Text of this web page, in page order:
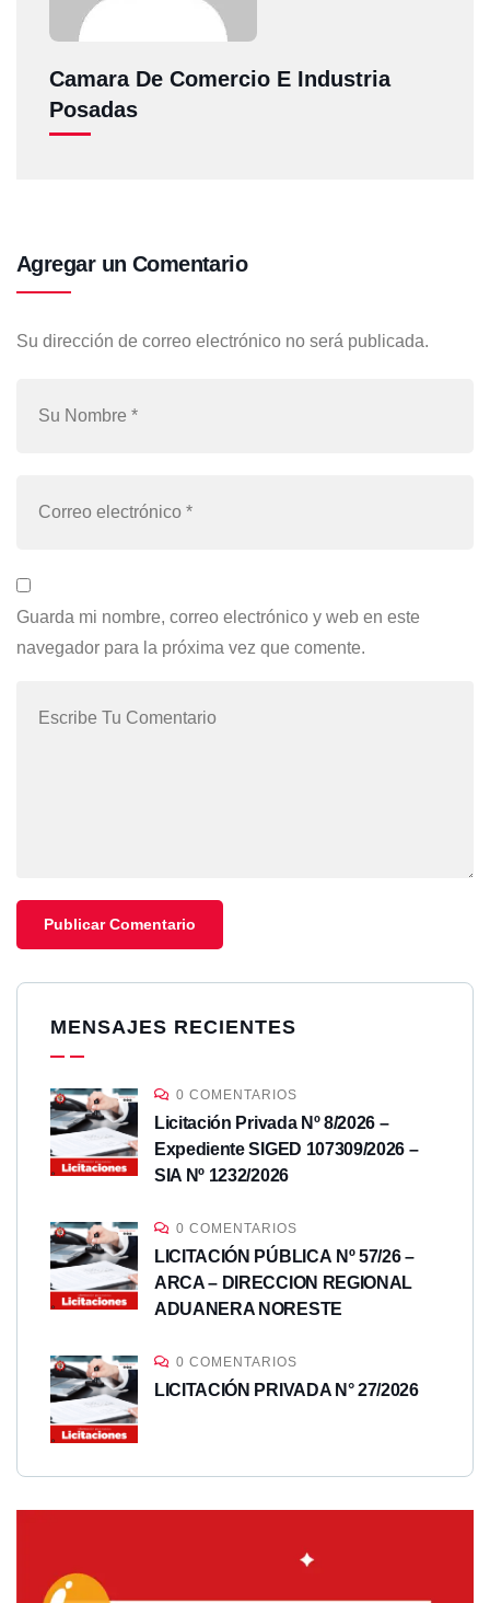
Camara De Comercio E Industria
Posadas
Agregar un Comentario
Su dirección de correo electrónico no será publicada.
Guarda mi nombre, correo electrónico y web en este
navegador para la próxima vez que comente.
MENSAJES RECIENTES
0 COMENTARIOS
Licitación Privada Nº 8/2026 –
Expediente SIGED 107309/2026 –
SIA Nº 1232/2026
0 COMENTARIOS
LICITACIÓN PÚBLICA Nº 57/26 –
ARCA – DIRECCION REGIONAL
ADUANERA NORESTE
0 COMENTARIOS
LICITACIÓN PRIVADA N° 27/2026